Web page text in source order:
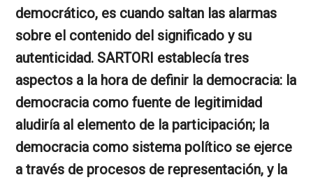
democrático, es cuando saltan las alarmas
sobre el contenido del significado y su
autenticidad. SARTORI establecía tres
aspectos a la hora de definir la democracia: la
democracia como fuente de legitimidad
aludiría al elemento de la participación; la
democracia como sistema político se ejerce
a través de procesos de representación, y la